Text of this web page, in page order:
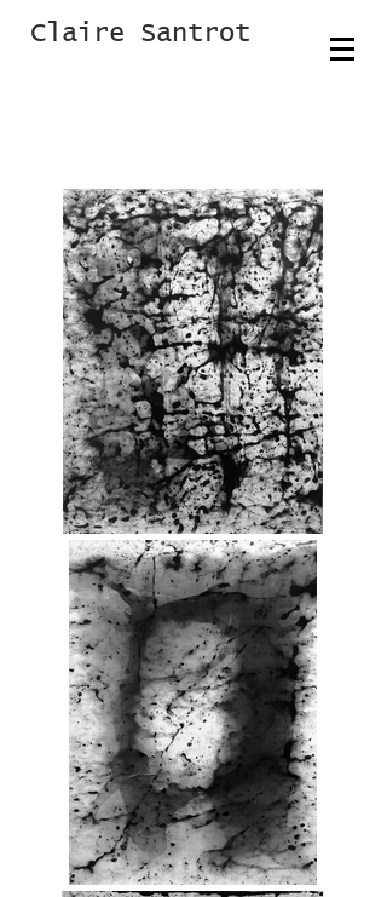
Claire Santrot